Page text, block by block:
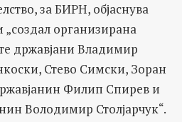
за БИРН, објаснува
„создал организирана
државјани Владимир
Стево Симски, Зоран
Филип Спирев и
Володимир Столјарчук“.